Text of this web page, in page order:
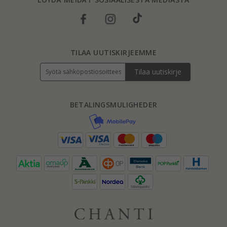
BETALINGSMULIGHEDER
TILAA UUTISKIRJEEMME
Tilaa uutiskirje